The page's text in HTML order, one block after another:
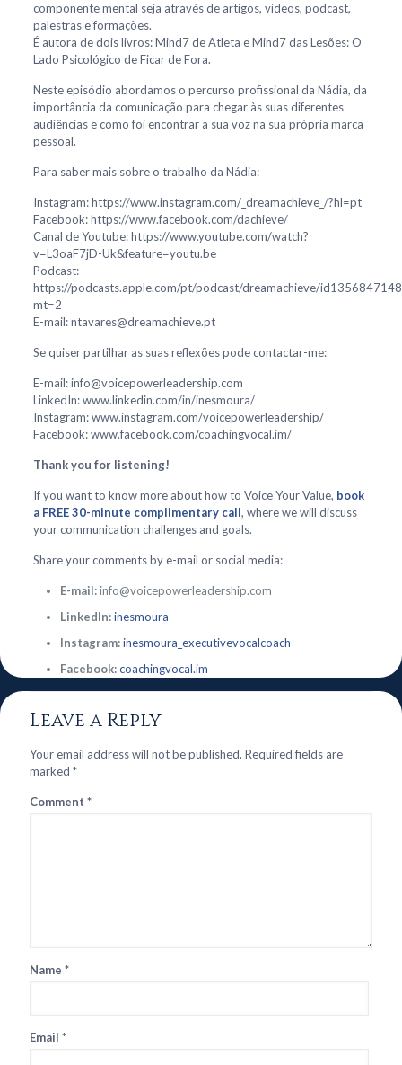
componente mental seja através de artigos, vídeos, podcast,
palestras e formações.
É autora de dois livros: Mind7 de Atleta e Mind7 das Lesões: O
Lado Psicológico de Ficar de Fora.
Neste episódio abordamos o percurso profissional da Nádia, da
importância da comunicação para chegar às suas diferentes
audiências e como foi encontrar a sua voz na sua própria marca
pessoal.
Para saber mais sobre o trabalho da Nádia:
Instagram: https://www.instagram.com/_dreamachieve_/?hl=pt
Facebook: https://www.facebook.com/dachieve/
Canal de Youtube: https://www.youtube.com/watch?
v=L3oaF7jD-Uk&feature=youtu.be
Podcast:
https://podcasts.apple.com/pt/podcast/dreamachieve/
mt=2
E-mail: ntavares@dreamachieve.pt
Se quiser partilhar as suas reflexões pode contactar-me:
E-mail: info@voicepowerleadership.com
LinkedIn: www.linkedin.com/in/inesmoura/
Instagram: www.instagram.com/voicepowerleadership/
Facebook: www.facebook.com/coachingvocal.im/
Thank you for listening!
If you want to know more about how to Voice Your Value, book
a FREE 30-minute complimentary call, where we will discuss
your communication challenges and goals.
Share your comments by e-mail or social media:
E-mail:info@voicepowerleadership.com
LinkedIn:inesmoura
Instagram:inesmoura_executivevocalcoach
Facebook:coachingvocal.im
Leave a Reply
Your email address will not be published. Required fields are
marked *
Comment *
Name *
Email *